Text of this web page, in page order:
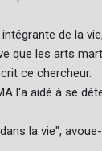
de la
que les arts
ce chercheur.
l'a aidé à se
la vie",